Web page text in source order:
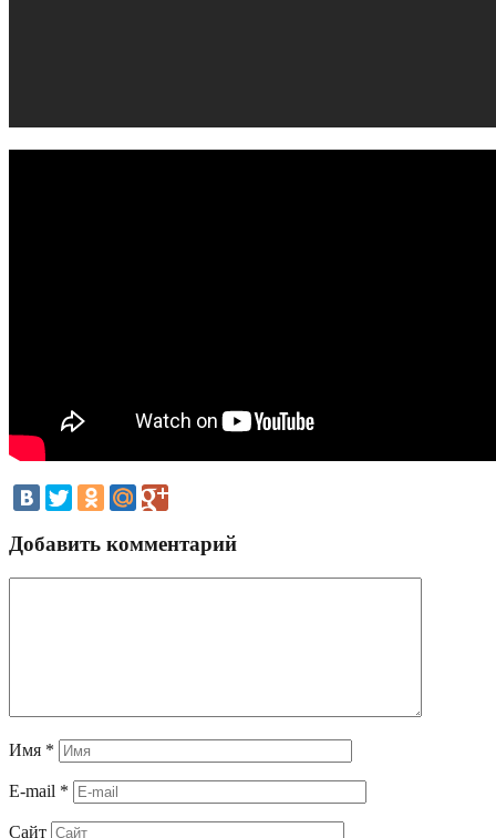
Добавить комментарий
Имя *
E-mail *
Сайт